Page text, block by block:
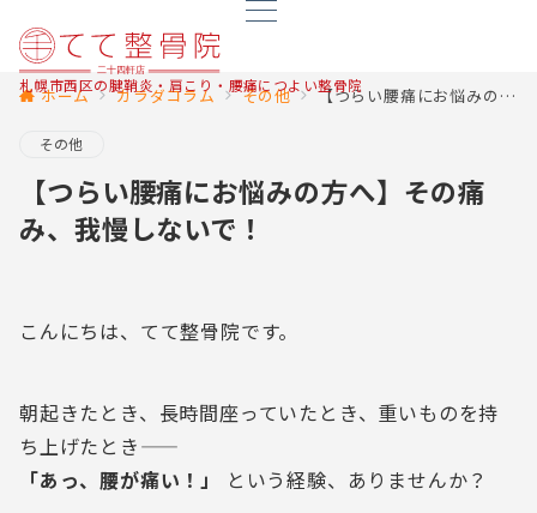
札幌市西区の腱鞘炎・肩こり・腰痛につよい整骨院
ホーム カラダコラム その他 【つらい腰痛にお悩みの方へ】その痛み、我慢しないで！
その他
【つらい腰痛にお悩みの方へ】その痛
み、我慢しないで！
こんにちは、てて整骨院です。
朝起きたとき、長時間座っていたとき、重いものを持
ち上げたとき――
「あっ、腰が痛い！」
という経験、ありませんか？